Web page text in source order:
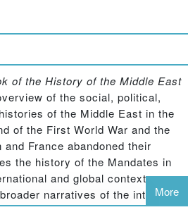
of the History of the Middle East
of the social, political,
of the Middle East in the
of the First World War and the
France abandoned their
the history of the Mandates in
and global contexts,
narratives of the interwar
organised chapters, the
More